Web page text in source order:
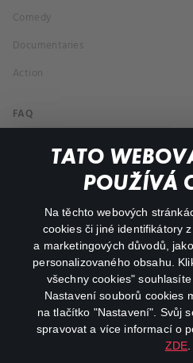
TATO
POUŽÍVÁ
Na těchto webových
cookies či jiné identifikátory
a marketingových důvodů,
personalizovaného obsahu.
všechny cookies"
Nastavení souborů cookies
na tlačítko "Nastavení". Svůj
spravovat a více informací o
ZDE
Comedy
Documentaries
Action
FAQ
My profile
facebook